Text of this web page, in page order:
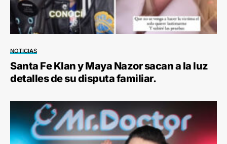
NOTICIAS
Santa Fe Klan y Maya Nazor sacan a la luz
detalles de su disputa familiar.